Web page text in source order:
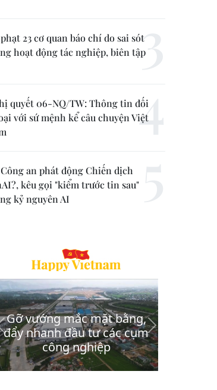
23 cơ quan báo chí do sai sót
hoạt động tác nghiệp, biên tập
quyết 06-NQ/TW: Thông tin đối
với sứ mệnh kể câu chuyện Việt
an phát động Chiến dịch
kêu gọi "kiểm trước tin sau"
kỷ nguyên AI